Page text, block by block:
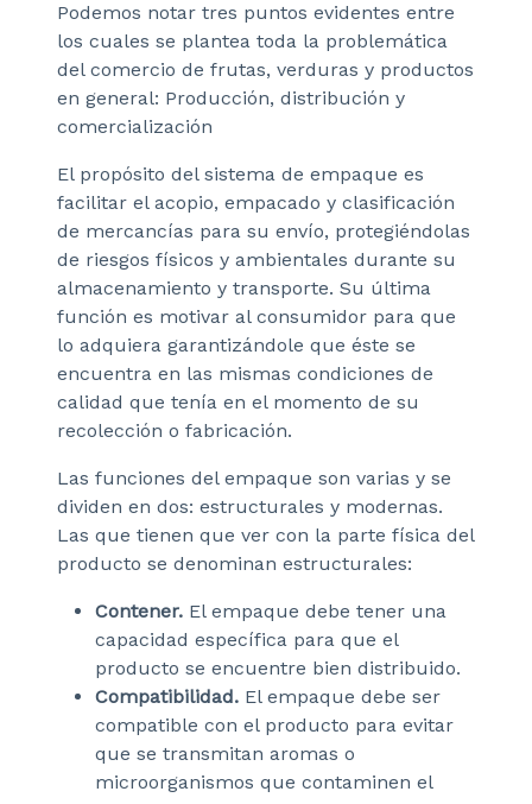
Podemos notar tres puntos evidentes entre
los cuales se plantea toda la problemática
del comercio de frutas, verduras y productos
en general: Producción, distribución y
comercialización
El propósito del sistema de empaque es
facilitar el acopio, empacado y clasificación
de mercancías para su envío, protegiéndolas
de riesgos físicos y ambientales durante su
almacenamiento y transporte. Su última
función es motivar al consumidor para que
lo adquiera garantizándole que éste se
encuentra en las mismas condiciones de
calidad que tenía en el momento de su
recolección o fabricación.
Las funciones del empaque son varias y se
dividen en dos: estructurales y modernas.
Las que tienen que ver con la parte física del
producto se denominan estructurales:
Contener. El empaque debe tener una
capacidad específica para que el
producto se encuentre bien distribuido.
Compatibilidad. El empaque debe ser
compatible con el producto para evitar
que se transmitan aromas o
microorganismos que contaminen el